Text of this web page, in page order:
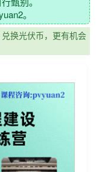
。
换光伏币，更有机会